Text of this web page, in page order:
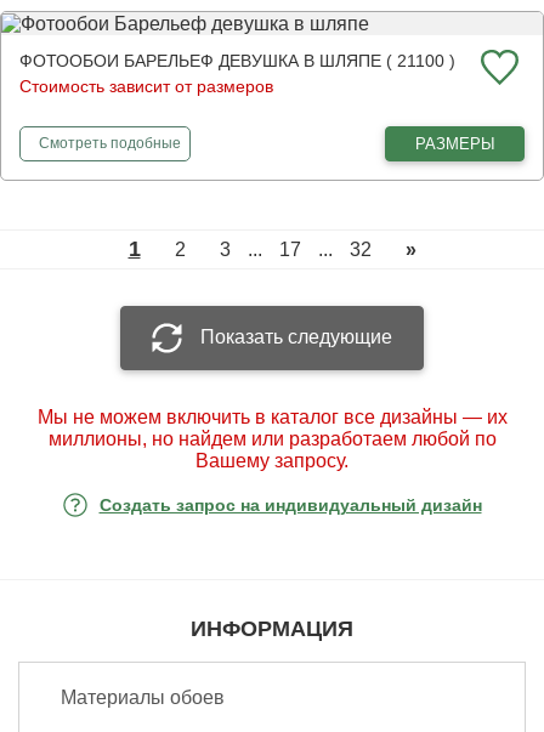
ФОТООБОИ БАРЕЛЬЕФ ДЕВУШКА В ШЛЯПЕ ( 21100 )
Стоимость зависит от размеров
Смотретьфотообои
подобные РАЗМЕРЫ
1 2 3 ... 17 ... 32 »
Показать следующие
Мы не можем включить в каталог все дизайны — их
миллионы, но найдем или разработаем любой по
Вашему запросу.
Создать запрос на индивидуальный дизайн
ИНФОРМАЦИЯ
Материалы обоев